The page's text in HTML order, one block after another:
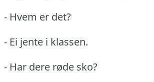
- Hvem er det?
- Ei jente i klassen.
- Har dere røde sko?